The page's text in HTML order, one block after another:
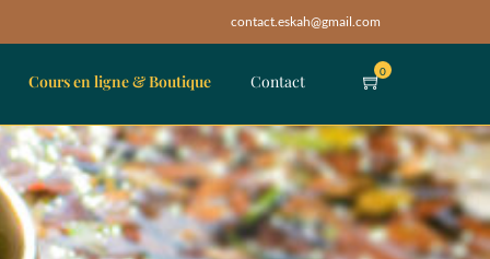
contact.eskah@gmail.com
Cours en ligne & Boutique Contact 0